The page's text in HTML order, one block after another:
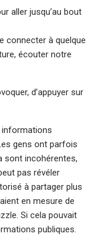
aller jusqu’au bout
connecter à quelque
écouter notre
d’appuyer sur
informations
gens ont parfois
sont incohérentes,
pas révéler
à partager plus
en mesure de
Si cela pouvait
publiques.